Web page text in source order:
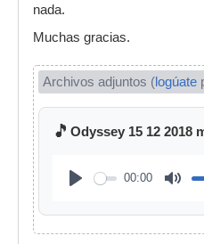
nada.
Muchas gracias.
Archivos adjuntos (logúate
🎵 Odyssey 15 12 2018
00:00